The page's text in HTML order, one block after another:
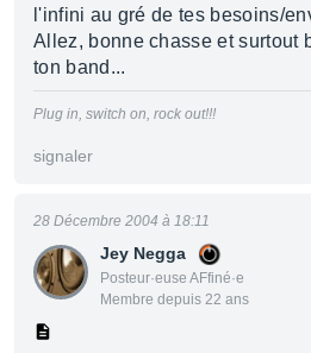
l'infini au gré de tes besoins/
Allez, bonne chasse et surtout
ton band...
Plug in, switch on, rock out!!!
signaler
Jey Negga
Posteur·euse AFfiné·e
Membre depuis 22 ans
28 Décembre 2004 à 18:11